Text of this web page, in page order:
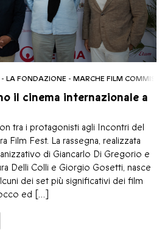
- LA FONDAZIONE - MARCHE FILM
il cinema internazionale a
tra i protagonisti agli Incontri del
Film Fest. La rassegna, realizzata
di Giancarlo Di Gregorio e
Delli Colli e Giorgio Gosetti, nasce
dei set più significativi dei film
ed […]